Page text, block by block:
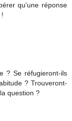
qu'une réponse
? Se réfugieront-ils
? Trouveront-
question ?